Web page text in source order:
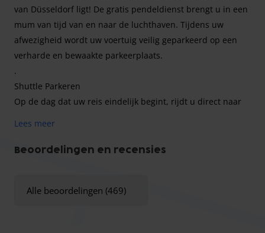
van Düsseldorf ligt! De gratis pendeldienst brengt u in een
mum van tijd van en naar de luchthaven. Tijdens uw
afwezigheid wordt uw voertuig veilig geparkeerd op een
verharde en bewaakte parkeerplaats.
.
Shuttle Parkeren
Op de dag dat uw reis eindelijk begint, rijdt u direct naar
wordt u in slechts enkele minuten rechtstreeks naar de
te bellen met Parken 53 GmbH en de gratis pendeldienst
Lees meer
Beoordelingen en recensies
Alle beoordelingen (469)